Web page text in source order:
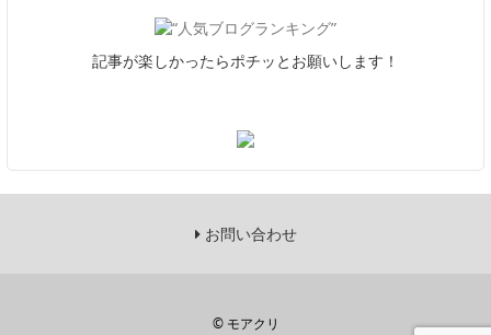
記事が楽しかったらポチッとお願いします！
お問い合わせ
© モアクリ